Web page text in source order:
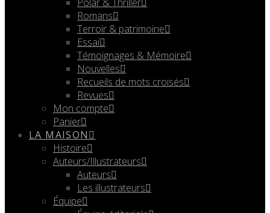
Romans
Terroir & patrimoine
Essai
Témoignages & Mémoire
Nouvelles
Recueils de mots croisés
Revues
Mon compte
Panier
LA MAISON
Histoire
Auteurs/Illustrateurs
Auteurs
Les illustrateurs
Équipe